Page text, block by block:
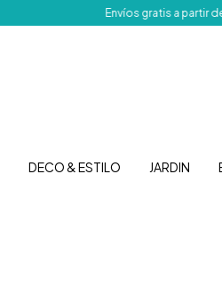
Envíos gratis a partir de
DECO & ESTILO JARDIN